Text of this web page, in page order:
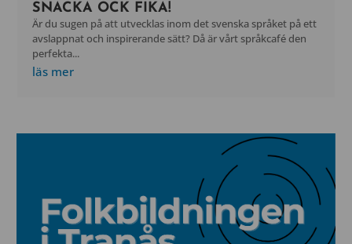
SNACKA OCK FIKA!
Är du sugen på att utvecklas inom det svenska språket på ett
avslappnat och inspirerande sätt? Då är vårt språkcafé den
perfekta...
läs mer